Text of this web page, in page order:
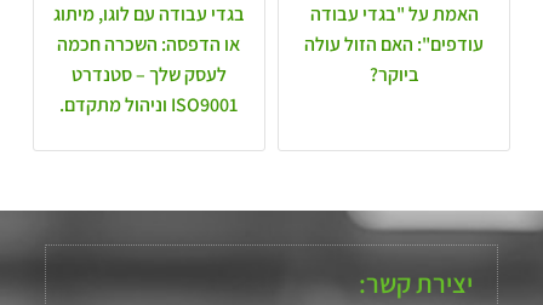
האמת על "בגדי עבודה
עודפים": האם הזול עולה
ביוקר?
בגדי עבודה עם לוגו, מיתוג
או הדפסה: השכרה חכמה
לעסק שלך – סטנדרט
ISO9001 וניהול מתקדם.
יצירת קשר: